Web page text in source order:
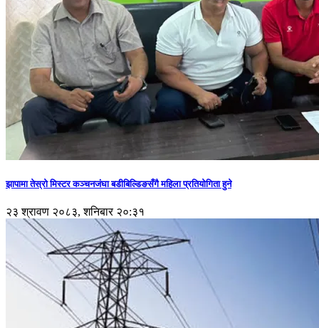
झापामा तेस्रो मिस्टर कञ्चनजंघा बडीबिल्डिङसँगै महिला प्रतियोगिता हुने
२३ श्रावण २०८३, शनिबार २०:३१